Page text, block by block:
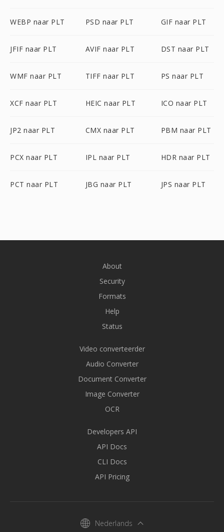
WEBP naar PLT PSD naar PLT GIF naar PLT
JFIF naar PLT AVIF naar PLT DST naar PLT
WMF naar PLT TIFF naar PLT PS naar PLT
XCF naar PLT HEIC naar PLT ICO naar PLT
JP2 naar PLT CMX naar PLT PBM naar PLT
PCX naar PLT IPL naar PLT HDR naar PLT
PCT naar PLT JBG naar PLT JPS naar PLT
About
Security
Formats
Help
Status
Video converteerder
Audio Converter
Document Converter
Image Converter
OCR
Developers API
API Docs
CLI Docs
API Pricing
Nederlands